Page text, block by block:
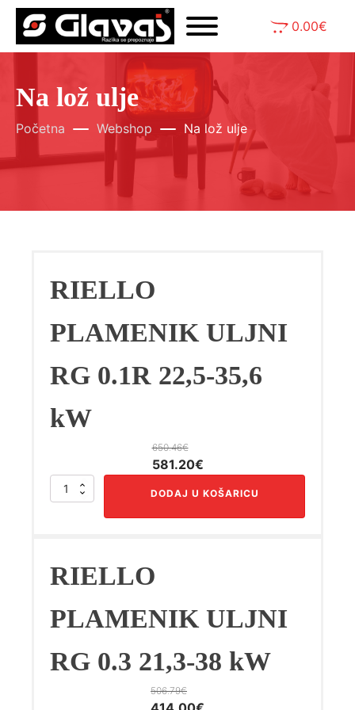
0.00€
Na lož ulje
Početna Webshop Na lož ulje
RIELLO
PLAMENIK ULJNI
RG 0.1R 22,5-35,6
kW
650.46€
Izvorna
je:
581.20€Trenutna
cijena
581.20€.
RIELLO
PLAMENIK
35,6
količina
DODAJ U KOŠARICU
RIELLO
PLAMENIK ULJNI
RG 0.3 21,3-38 kW
506.79€
Izvorna